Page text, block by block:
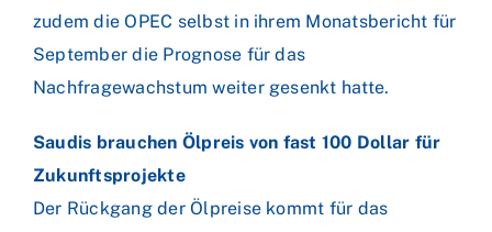
zudem die OPEC selbst in ihrem Monatsbericht für
September die Prognose für das
Nachfragewachstum weiter gesenkt hatte.
Saudis brauchen Ölpreis von fast 100 Dollar für
Zukunftsprojekte
Der Rückgang der Ölpreise kommt für das